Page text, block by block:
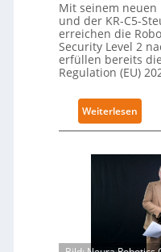
g
e
r
g
r
e
i
f
ü
Mit seinem neuen
und der KR-C5-
erreichen die
Security Level 2
erfüllen bereits
Regulation (EU)
Weiterlesen:
K